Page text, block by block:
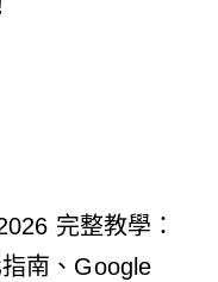
完整教學：
南 、Google